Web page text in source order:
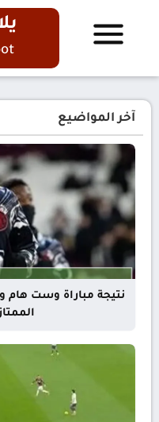
آخر المواضيع
نتيجة مباراة وست هام